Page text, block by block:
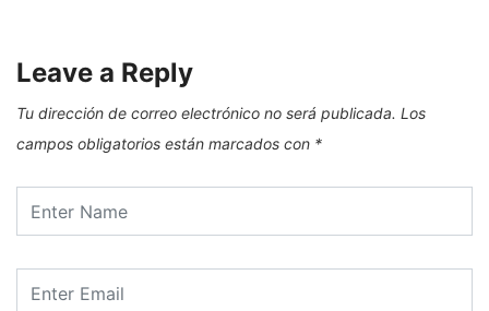
Leave a Reply
Tu dirección de correo electrónico no será publicada. Los
campos obligatorios están marcados con *